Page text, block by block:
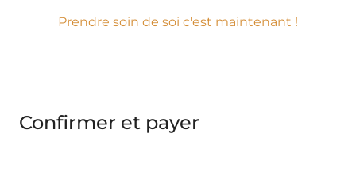
Prendre soin de soi c'est maintenant !
Confirmer et payer